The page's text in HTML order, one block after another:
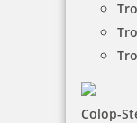
Colop-
NACH